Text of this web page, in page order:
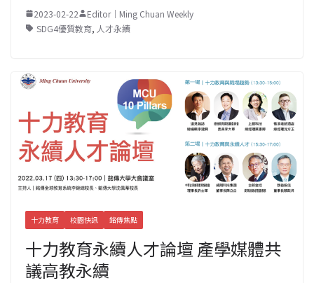
2023-02-22
Editor｜Ming Chuan Weekly
SDG4優質教育, 人才永續
十力教育 校園快訊 銘傳焦點
十力教育永續人才論壇 產學媒體共
議高教永續